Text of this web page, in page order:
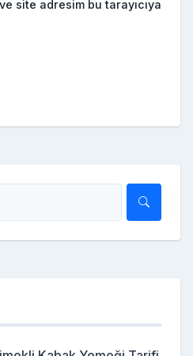
site adresim bu tarayıcıya